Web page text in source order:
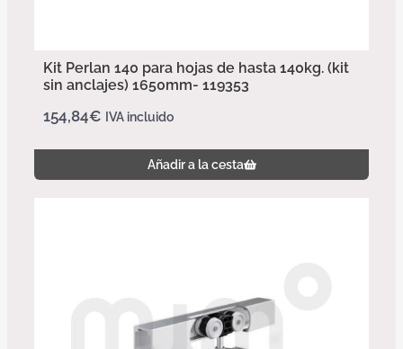
Kit Perlan 140 para hojas de hasta 140kg. (kit
sin anclajes) 1650mm- 119353
154,84€ IVA incluido
Añadir a la cesta